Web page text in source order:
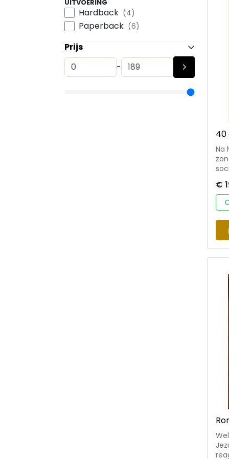
UITVOERING
Hardback (4)
Paperback (6)
Prijs
-
40
Na
zal
in
€